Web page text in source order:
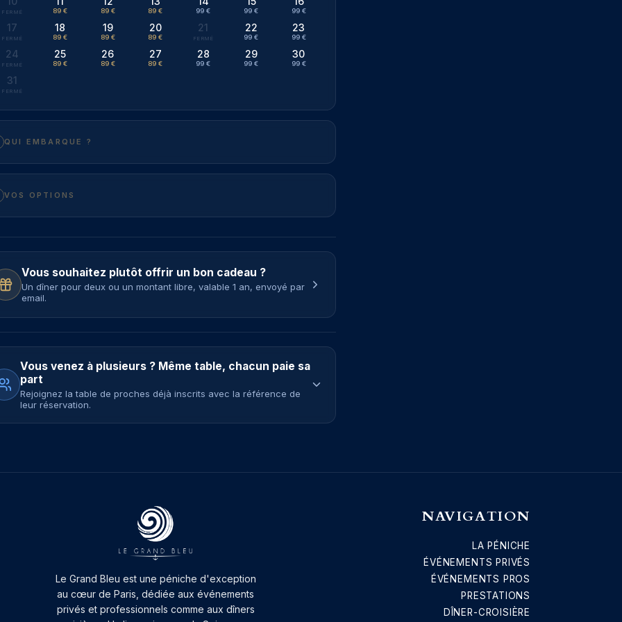
89 € 89 € 89 € 99 € 99 € 99 €
17 18
89 €
19
89 €
20
89 €
21 22
99 €
23
99 €
24 25
89 €
26
89 €
27
89 €
28
99 €
29
99 €
30
99 €
31
QUI EMBARQUE ?
VOS OPTIONS
Vous souhaitez plutôt offrir un bon cadeau ?
Un dîner pour deux ou un montant libre, valable 1 an, envoyé par
email.
Vous venez à plusieurs ? Même table, chacun paie sa
part
Rejoignez la table de proches déjà inscrits avec la référence de
leur réservation.
Le Grand Bleu est une péniche d'exception
au cœur de Paris, dédiée aux événements
privés et professionnels comme aux dîners
NAVIGATION
LA PÉNICHE
ÉVÉNEMENTS PRIVÉS
ÉVÉNEMENTS PROS
PRESTATIONS
DÎNER-CROISIÈRE